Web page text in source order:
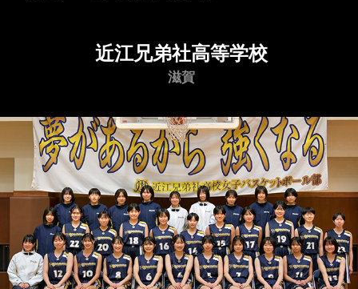
近江兄弟社高等学校
滋賀